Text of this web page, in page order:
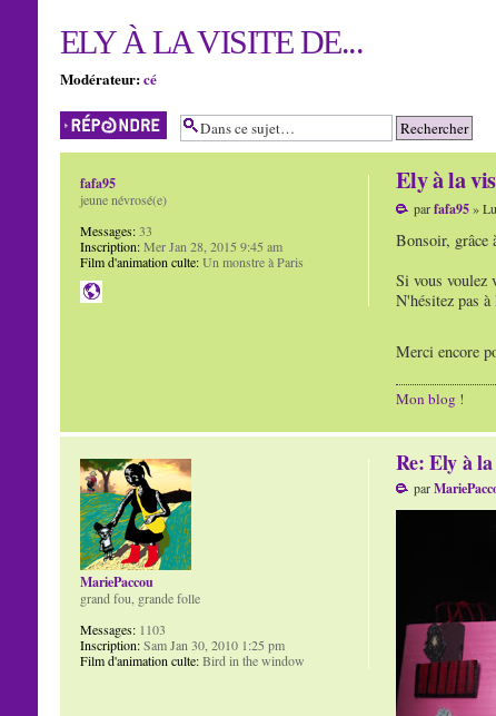
ELY À LA VISITE DE...
Modérateur:cé
Répondre
Ely à la
parfafa95»
Bonsoir, grâce
Si vous voulez
N'hésitez pas
Merci encore
Mon blog !
fafa95
jeune névrosé(e)
Messages:33
Inscription:Mer Jan 28, 2015 9:45 am
Film d'animation culte:Un monstre à Paris
Re: Ely à
par
MariePaccou
grand fou, grande folle
Messages:1103
Inscription:Sam Jan 30, 2010 1:25 pm
Film d'animation culte:Bird in the window